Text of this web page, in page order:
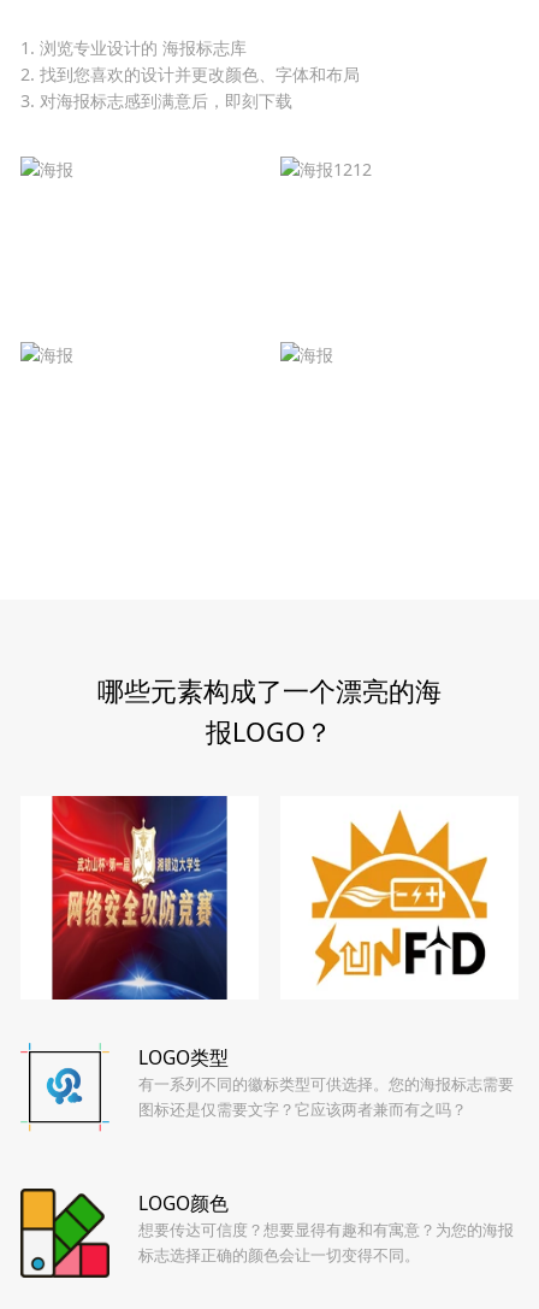
1. 浏览专业设计的 海报标志库
2. 找到您喜欢的设计并更改颜色、字体和布局
3. 对海报标志感到满意后，即刻下载
哪些元素构成了一个漂亮的海
报LOGO？
LOGO类型
有一系列不同的徽标类型可供选择。您的海报标志需要
图标还是仅需要文字？它应该两者兼而有之吗？
LOGO颜色
想要传达可信度？想要显得有趣和有寓意？为您的海报
标志选择正确的颜色会让一切变得不同。